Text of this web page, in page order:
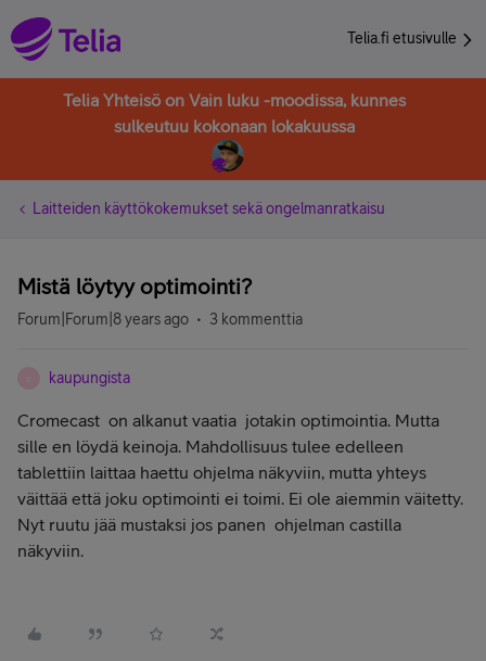
Telia.fi etusivulle
Telia Yhteisö on Vain luku -moodissa, kunnes
sulkeutuu kokonaan lokakuussa
Laitteiden käyttökokemukset sekä ongelmanratkaisu
Mistä löytyy optimointi?
Forum|Forum|8 years ago 3 kommenttia
kaupungista
Cromecast on alkanut vaatia jotakin optimointia. Mutta
sille en löydä keinoja. Mahdollisuus tulee edelleen
tablettiin laittaa haettu ohjelma näkyviin, mutta yhteys
väittää että joku optimointi ei toimi. Ei ole aiemmin väitetty.
Nyt ruutu jää mustaksi jos panen ohjelman castilla
näkyviin.